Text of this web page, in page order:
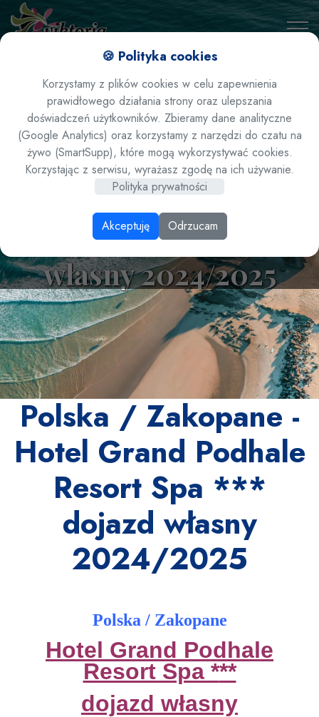
🍪 Polityka cookies
Korzystamy z plików cookies w celu zapewnienia
prawidłowego działania strony oraz ulepszania
doświadczeń użytkowników. Zbieramy dane analityczne
(Google Analytics) oraz korzystamy z narzędzi do czatu na
żywo (SmartSupp), które mogą wykorzystywać cookies.
Korzystając z serwisu, wyrażasz zgodę na ich używanie.
Polityka prywatności
Akceptuję Odrzucam
Polska / Zakopane -
Hotel Grand Podhale
Resort Spa *** dojazd
własny 2024/2025
Polska / Zakopane -
Hotel Grand Podhale
Resort Spa ***
dojazd własny
2024/2025
Polska / Zakopane
Hotel Grand Podhale
Resort Spa ***
dojazd własny